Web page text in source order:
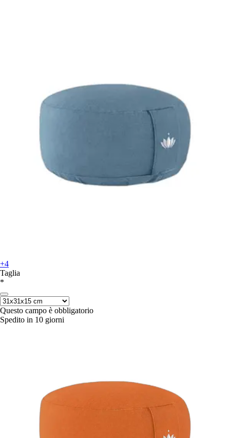
+4
Taglia
*
Questo campo è obbligatorio
Spedito in 10 giorni